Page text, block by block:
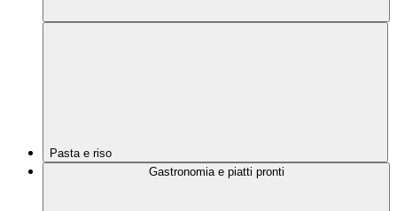
Pasta e riso
Gastronomia e piatti pronti